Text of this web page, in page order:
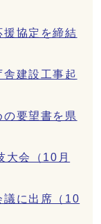
協定を締結
建設工事起
要望書を県
大会（10月
に出席（10